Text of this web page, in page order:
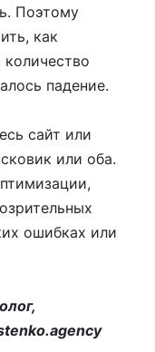
Поэтому
как
падение.
сайт или
или оба.
ошибках или